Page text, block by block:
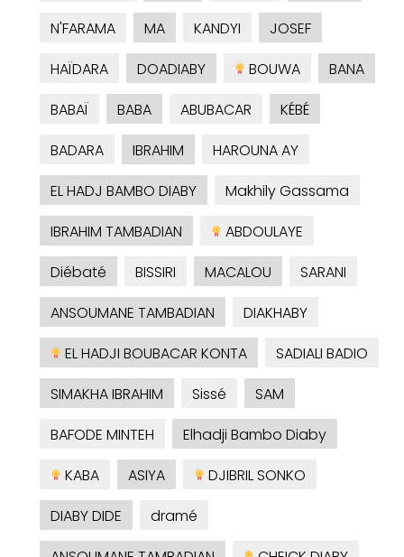
N'FARAMA
MA KANDYI
JOSEF
HAÏDARA
DOADIABY BOUWA
BANA
BABAÏ
BABA ABUBACAR
KÉBÉ
BADARA
IBRAHIM
HAROUNA AY
EL HADJ BAMBO DIABY
Makhily Gassama
IBRAHIM TAMBADIAN
ABDOULAYE
Diébaté
BISSIRI MACALOU
SARANI
ANSOUMANE TAMBADIAN
DIAKHABY
EL HADJI BOUBACAR KONTA
SADIALI BADIO
SIMAKHA IBRAHIM
Sissé
SAM
BAFODE MINTEH
Elhadji Bambo Diaby
KABA
ASIYA
DJIBRIL SONKO
DIABY DIDE
dramé